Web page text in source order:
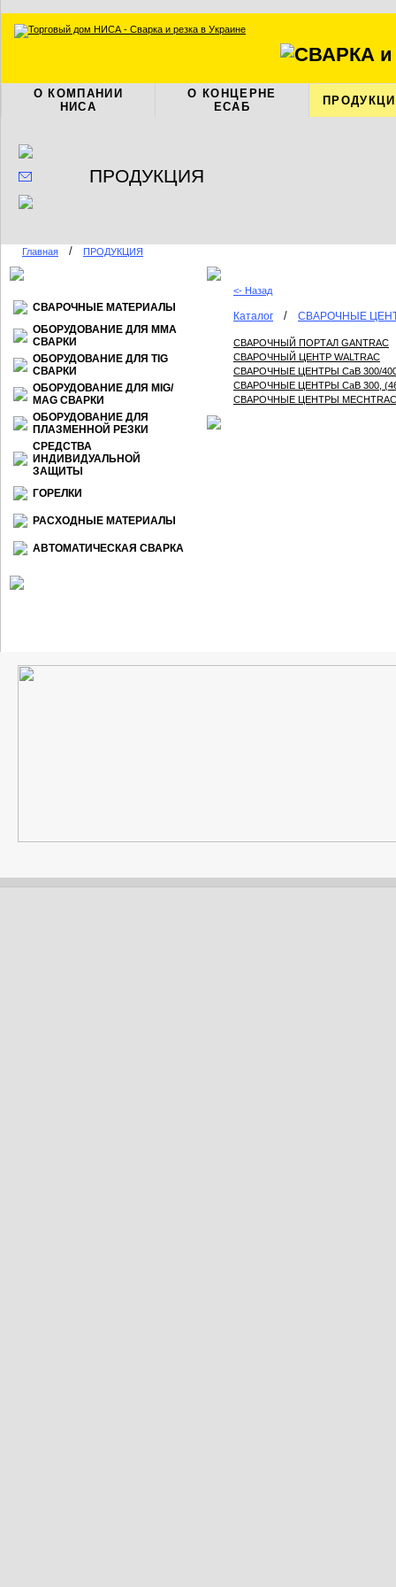
О КОМПАНИИ
НИСА
О КОНЦЕРНЕ
ЕСАБ
ПРОДУКЦИЯ
Главная / ПРОДУКЦИЯ
СВАРОЧНЫЕ МАТЕРИАЛЫ
ОБОРУДОВАНИЕ ДЛЯ ММА
СВАРКИ
ОБОРУДОВАНИЕ ДЛЯ TIG
СВАРКИ
ОБОРУДОВАНИЕ ДЛЯ МIG/
МАG СВАРКИ
ОБОРУДОВАНИЕ ДЛЯ
ПЛАЗМЕННОЙ РЕЗКИ
СРЕДСТВА
ИНДИВИДУАЛЬНОЙ
ЗАЩИТЫ
ГОРЕЛКИ
РАСХОДНЫЕ МАТЕРИАЛЫ
АВТОМАТИЧЕСКАЯ СВАРКА
<- Назад
Каталог / СВАРОЧНЫЕ
СВАРОЧНЫЙ ПОРТАЛ GANTRAC
СВАРОЧНЫЙ ЦЕНТР WALTRAC
СВАРОЧНЫЕ ЦЕНТРЫ CaB 300/
СВАРОЧНЫЕ ЦЕНТРЫ CaB 300,
СВАРОЧНЫЕ ЦЕНТРЫ MECHTRAC